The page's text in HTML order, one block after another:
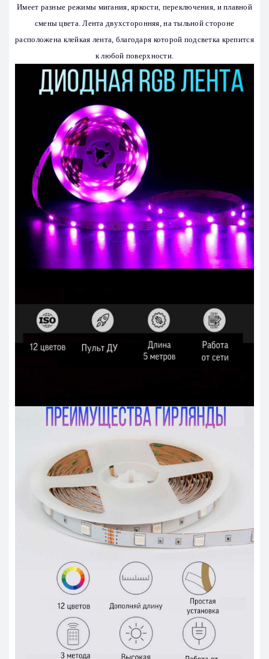
Имеет разные режимы мигания, яркости, переключения, и плавной
смены цвета. Лента двухсторонняя, на тыльной стороне
расположена клейкая лента, благодаря которой подсветка крепится
к любой поверхности.